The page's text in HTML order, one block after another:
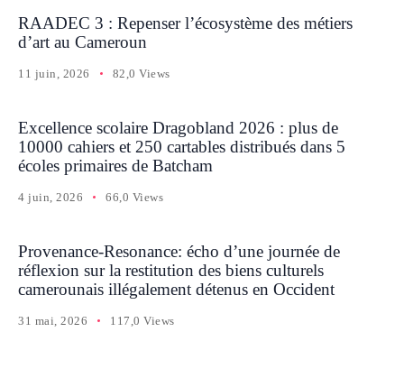
RAADEC 3 : Repenser l’écosystème des métiers
d’art au Cameroun
11 juin, 2026 82,0 Views
Excellence scolaire Dragobland 2026 : plus de
10000 cahiers et 250 cartables distribués dans 5
écoles primaires de Batcham
4 juin, 2026 66,0 Views
Provenance-Resonance: écho d’une journée de
réflexion sur la restitution des biens culturels
camerounais illégalement détenus en Occident
31 mai, 2026 117,0 Views